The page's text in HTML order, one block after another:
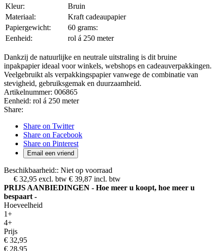
Kleur:
Bruin
Materiaal:
Kraft cadeaupapier
Papiergewicht:
60 grams:
Eenheid:
rol á 250 meter
Dankzij de natuurlijke en neutrale uitstraling is dit bruine
inpakpapier ideaal voor winkels, webshops en cadeauverpakkingen.
Veelgebruikt als verpakkingspapier vanwege de combinatie van
stevigheid, gebruiksgemak en duurzaamheid.
Artikelnummer: 006865
Eenheid: rol á 250 meter
Share:
Share on Twitter
Share on Facebook
Share on Pinterest
Email een vriend
Beschikbaarheid:: Niet op voorraad
€ 32,95 excl. btw € 39,87 incl. btw
PRIJS AANBIEDINGEN - Hoe meer u koopt, hoe meer u
bespaart -
Hoeveelheid
1+
4+
Prijs
€ 32,95
€ 28,95